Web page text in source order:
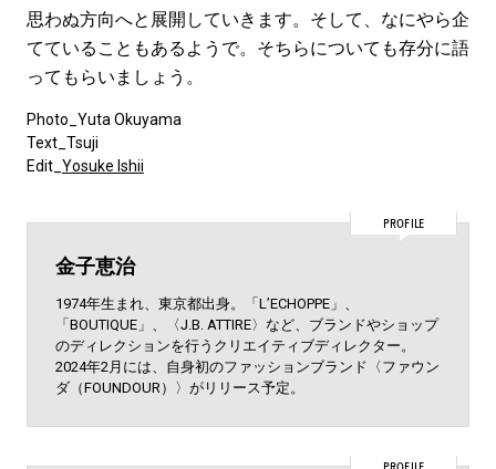
思わぬ方向へと展開していきます。そして、なにやら企
てていることもあるようで。そちらについても存分に語
ってもらいましょう。
Photo_Yuta Okuyama
Text_Tsuji
Edit_ Yosuke Ishii
PROFILE
金子恵治
1974年生まれ、東京都出身。「L’ECHOPPE」、
「BOUTIQUE」、〈J.B. ATTIRE〉など、ブランドやショップ
のディレクションを行うクリエイティブディレクター。
2024年2月には、自身初のファッションブランド〈ファウン
ダ（FOUNDOUR）〉がリリース予定。